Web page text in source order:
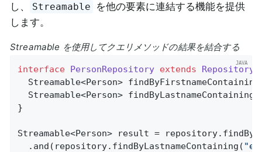
し、
Streamable
を他の要素に連結する機能を提供
します。
Streamable を使用してクエリメソッドの結果を結合する
interface PersonRepository extends Repository
Streamable<Person> findByFirstnameContaining
Streamable<Person> findByLastnameContaining
}
Streamable<Person> result =
  .and(repository.findByLastnameContaining(